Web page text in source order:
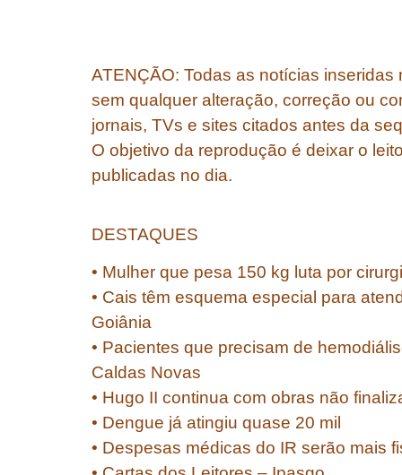
ATENÇÃO: Todas as notícias
sem qualquer alteração, correção ou
jornais, TVs e sites citados antes da
O objetivo da reprodução é deixar o
publicadas no dia.
DESTAQUES
• Mulher que pesa 150 kg luta por
• Cais têm esquema especial para
Goiânia
• Pacientes que precisam de
Caldas Novas
• Hugo II continua com obras não
• Dengue já atingiu quase 20 mil
• Despesas médicas do IR serão mais